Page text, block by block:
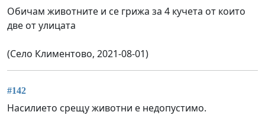
Обичам животните и се грижа за 4 кучета от които
две от улицата
(Село Климентово, 2021-08-01)
#142
Насилието срещу животни е недопустимо.